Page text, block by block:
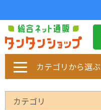
カテゴリから選ぶ
カテゴリ